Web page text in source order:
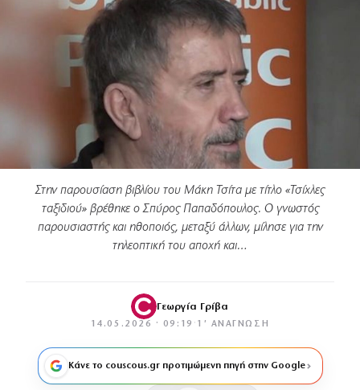
Στην παρουσίαση βιβλίου του Μάκη Τσίτα με τίτλο «Τσίχλες
ταξιδιού» βρέθηκε ο Σπύρος Παπαδόπουλος. Ο γνωστός
παρουσιαστής και ηθοποιός, μεταξύ άλλων, μίλησε για την
τηλεοπτική του αποχή και…
Γεωργία Γρίβα
14.05.2026 · 09:19 · 1′ ΑΝΆΓΝΩΣΗ
Κάνε το couscous.gr προτιμώμενη πηγή στην Google